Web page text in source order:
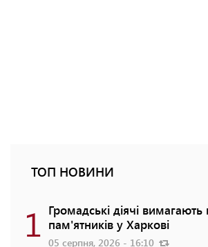
ТОП НОВИНИ
1 Громадські діячі
пам'ятників у Харкові
05 серпня, 2026 - 16:10